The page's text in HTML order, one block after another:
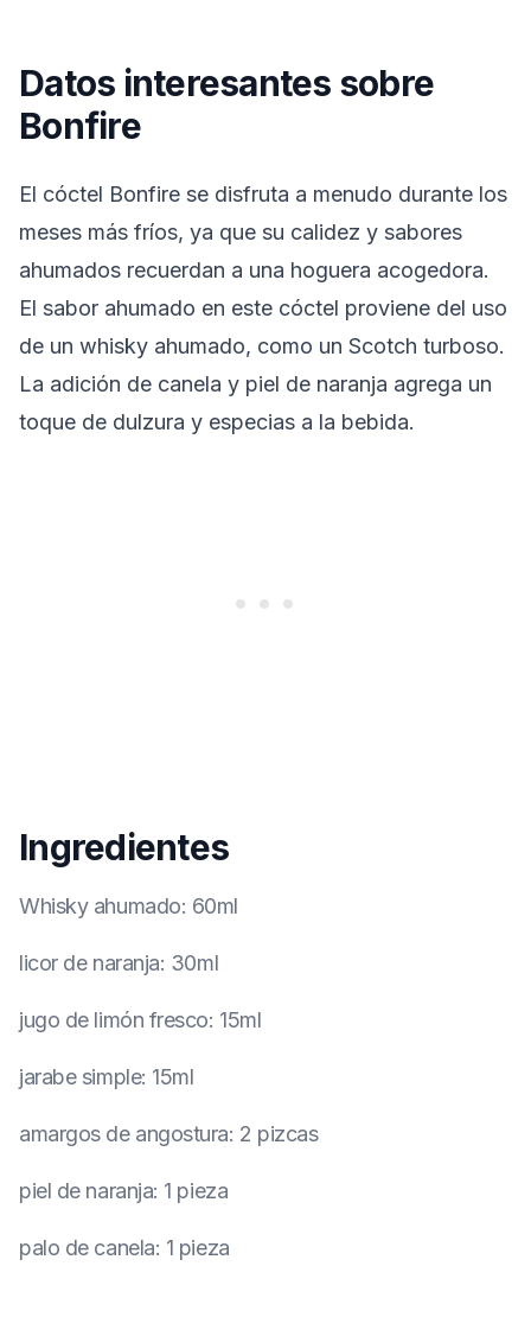
Datos interesantes sobre
Bonfire
El cóctel Bonfire se disfruta a menudo durante los
meses más fríos, ya que su calidez y sabores
ahumados recuerdan a una hoguera acogedora.
El sabor ahumado en este cóctel proviene del uso
de un whisky ahumado, como un Scotch turboso.
La adición de canela y piel de naranja agrega un
toque de dulzura y especias a la bebida.
Ingredientes
Whisky ahumado: 60ml
licor de naranja: 30ml
jugo de limón fresco: 15ml
jarabe simple: 15ml
amargos de angostura: 2 pizcas
piel de naranja: 1 pieza
palo de canela: 1 pieza